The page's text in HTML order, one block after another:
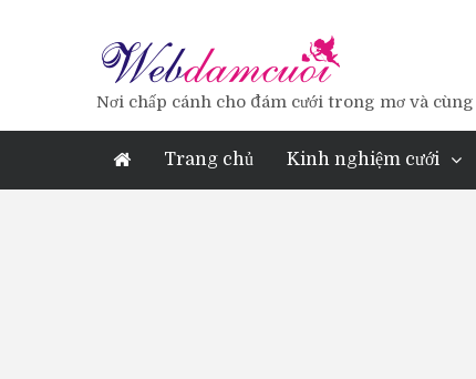
Nơi chấp cánh cho đám cưới trong mơ và
Trang chủ Kinh nghiệm cưới